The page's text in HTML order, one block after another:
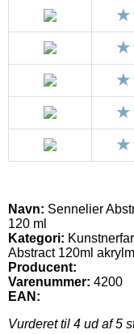
Navn: Sennelier
120 ml
Kategori:
Abstract 120ml
Producent:
Varenummer: 4200
EAN:
Vurderet til 4 ud af 5